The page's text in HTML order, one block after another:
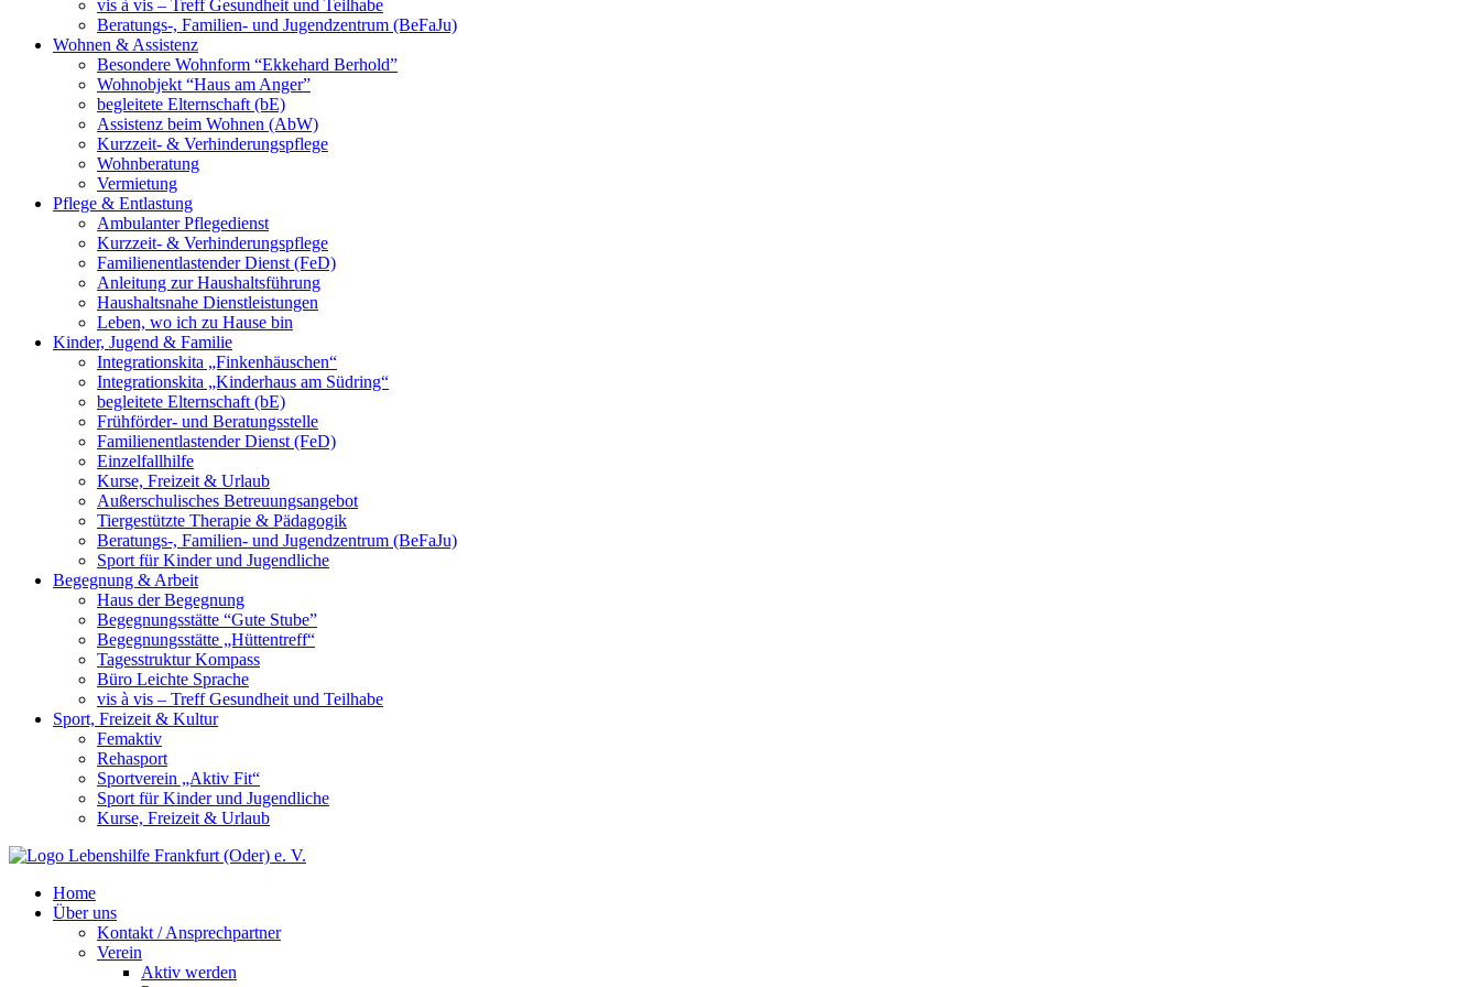
vis à vis – Treff Gesundheit und Teilhabe
Beratungs-, Familien- und Jugendzentrum (BeFaJu)
Wohnen & Assistenz
Besondere Wohnform “Ekkehard Berhold”
Wohnobjekt “Haus am Anger”
begleitete Elternschaft (bE)
Assistenz beim Wohnen (AbW)
Kurzzeit- & Verhinderungspflege
Wohnberatung
Vermietung
Pflege & Entlastung
Ambulanter Pflegedienst
Kurzzeit- & Verhinderungspflege
Familienentlastender Dienst (FeD)
Anleitung zur Haushaltsführung
Haushaltsnahe Dienstleistungen
Leben, wo ich zu Hause bin
Kinder, Jugend & Familie
Integrationskita „Finkenhäuschen“
Integrationskita „Kinderhaus am Südring“
begleitete Elternschaft (bE)
Frühförder- und Beratungsstelle
Familienentlastender Dienst (FeD)
Einzelfallhilfe
Kurse, Freizeit & Urlaub
Außerschulisches Betreuungsangebot
Tiergestützte Therapie & Pädagogik
Beratungs-, Familien- und Jugendzentrum (BeFaJu)
Sport für Kinder und Jugendliche
Begegnung & Arbeit
Haus der Begegnung
Begegnungsstätte “Gute Stube”
Begegnungsstätte „Hüttentreff“
Tagesstruktur Kompass
Büro Leichte Sprache
vis à vis – Treff Gesundheit und Teilhabe
Sport, Freizeit & Kultur
Femaktiv
Rehasport
Sportverein „Aktiv Fit“
Sport für Kinder und Jugendliche
Kurse, Freizeit & Urlaub
Home
Über uns
Kontakt / Ansprechpartner
Verein
Aktiv werden